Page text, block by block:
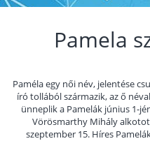
Pamela
Paméla egy női név, jelentése
író tollából származik, az ő
ünneplik a Pamelák június 1-
Vörösmarthy Mihály
szeptember 15. Híres